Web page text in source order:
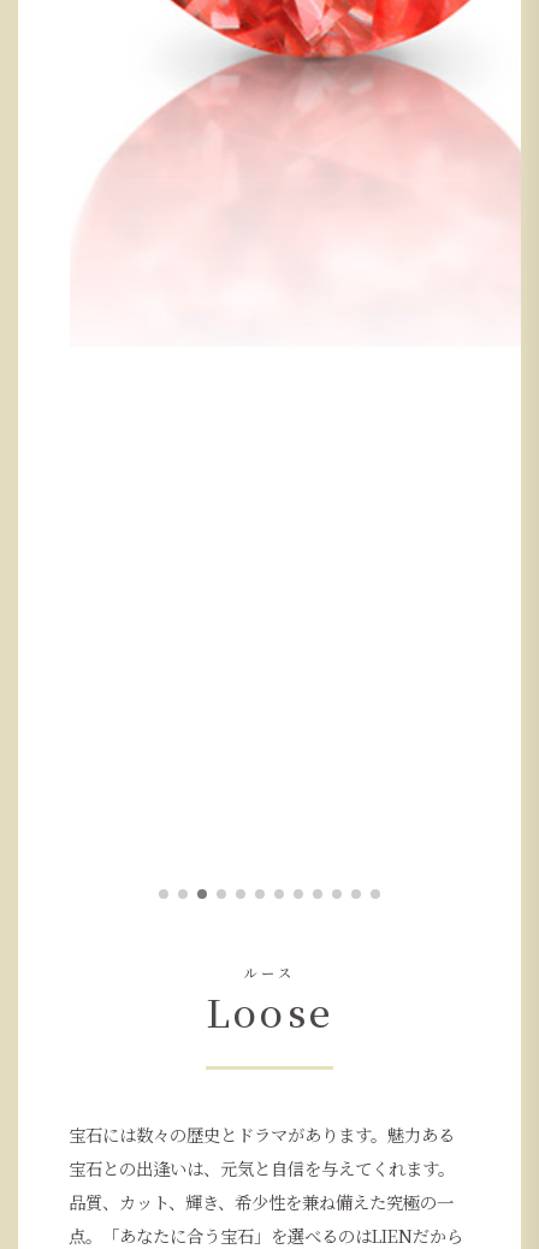
ルース
Loose
宝石には数々の歴史とドラマがあります。魅力ある
宝石との出逢いは、元気と自信を与えてくれます。
品質、カット、輝き、希少性を兼ね備えた究極の一
点。「あなたに合う宝石」を選べるのはLIENだから